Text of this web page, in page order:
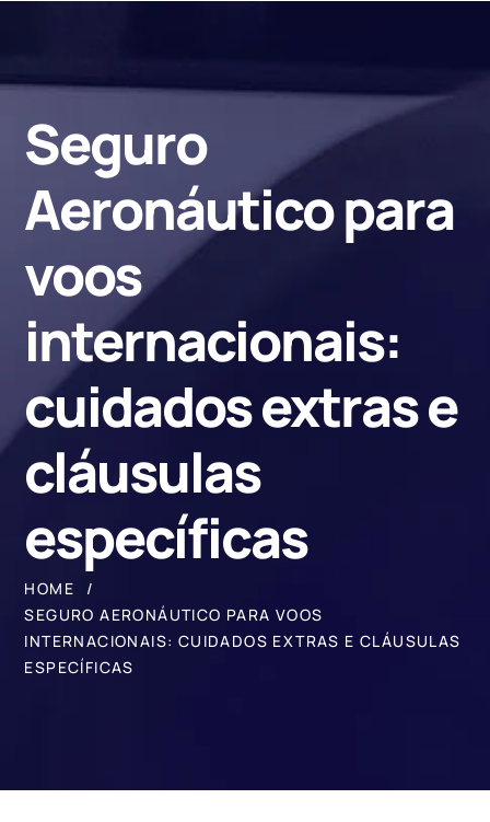
Seguro
Aeronáutico para
voos
internacionais:
cuidados extras e
cláusulas
específicas
HOME
SEGURO AERONÁUTICO PARA VOOS
INTERNACIONAIS: CUIDADOS EXTRAS E CLÁUSULAS
ESPECÍFICAS